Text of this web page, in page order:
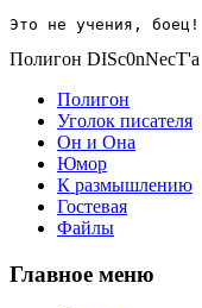
Это не учения, боец!
Полигон DISc0nNecT'a
Полигон
Уголок писателя
Он и Она
Юмор
К размышлению
Гостевая
Файлы
Главное меню